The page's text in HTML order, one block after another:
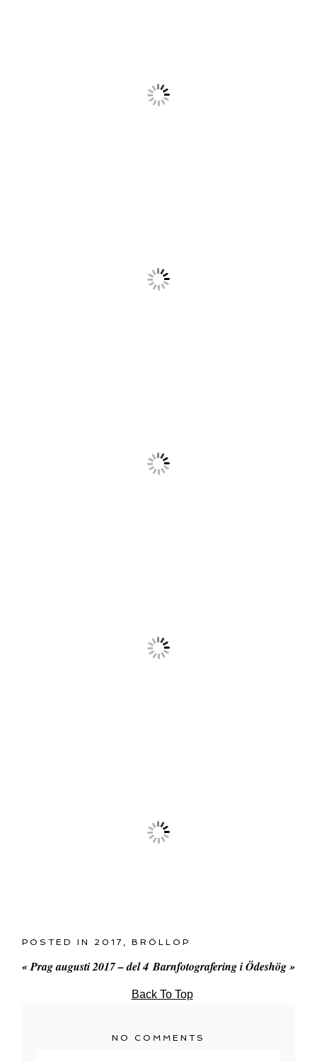
POSTED IN 2017 ,BRÖLLOP
«Prag augusti 2017 – del 4 Barnfotografering i Ödeshög»
Back To Top
NO COMMENTS